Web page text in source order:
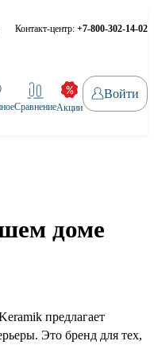
Контакт-центр: +7-800-302-14-02
СравнениеАкции
Войти
доме
предлагает
Это бренд для тех,